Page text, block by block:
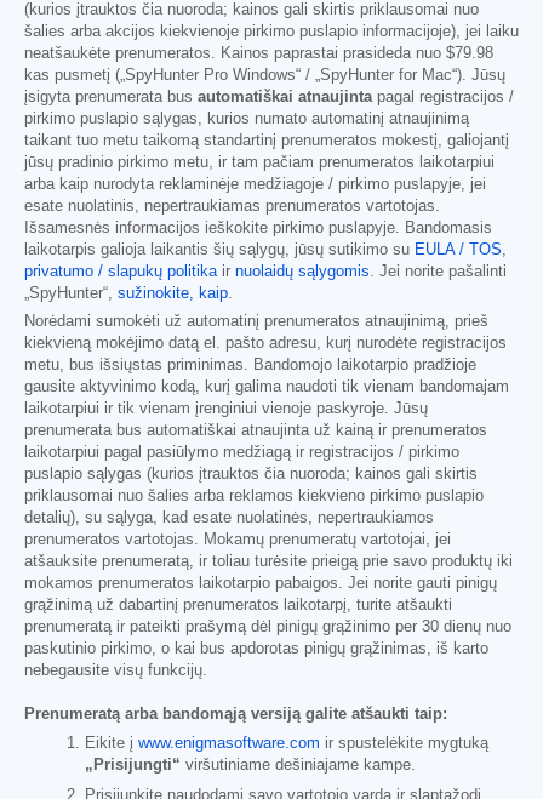
(kurios įtrauktos čia nuoroda; kainos gali skirtis priklausomai nuo
šalies arba akcijos kiekvienoje pirkimo puslapio informacijoje), jei laiku
neatšaukėte prenumeratos. Kainos paprastai prasideda nuo $79.98
kas pusmetį („SpyHunter Pro Windows“ / „SpyHunter for Mac“). Jūsų
įsigyta prenumerata bus automatiškai atnaujintapagal registracijos /
pirkimo puslapio sąlygas, kurios numato automatinį atnaujinimą
taikant tuo metu taikomą standartinį prenumeratos mokestį, galiojantį
jūsų pradinio pirkimo metu, ir tam pačiam prenumeratos laikotarpiui
arba kaip nurodyta reklaminėje medžiagoje / pirkimo puslapyje, jei
esate nuolatinis, nepertraukiamas prenumeratos vartotojas.
Išsamesnės informacijos ieškokite pirkimo puslapyje. Bandomasis
laikotarpis galioja laikantis šių sąlygų, jūsų sutikimo su EULA / TOS,
privatumo / slapukų politikair nuolaidų sąlygomis. Jei norite pašalinti
„SpyHunter“, sužinokite, kaip.
Norėdami sumokėti už automatinį prenumeratos atnaujinimą, prieš
kiekvieną mokėjimo datą el. pašto adresu, kurį nurodėte registracijos
metu, bus išsiųstas priminimas. Bandomojo laikotarpio pradžioje
gausite aktyvinimo kodą, kurį galima naudoti tik vienam bandomajam
laikotarpiui ir tik vienam įrenginiui vienoje paskyroje. Jūsų
prenumerata bus automatiškai atnaujinta už kainą ir prenumeratos
laikotarpiui pagal pasiūlymo medžiagą ir registracijos / pirkimo
puslapio sąlygas (kurios įtrauktos čia nuoroda; kainos gali skirtis
priklausomai nuo šalies arba reklamos kiekvieno pirkimo puslapio
detalių), su sąlyga, kad esate nuolatinės, nepertraukiamos
prenumeratos vartotojas. Mokamų prenumeratų vartotojai, jei
atšauksite prenumeratą, ir toliau turėsite prieigą prie savo produktų iki
mokamos prenumeratos laikotarpio pabaigos. Jei norite gauti pinigų
grąžinimą už dabartinį prenumeratos laikotarpį, turite atšaukti
prenumeratą ir pateikti prašymą dėl pinigų grąžinimo per 30 dienų nuo
paskutinio pirkimo, o kai bus apdorotas pinigų grąžinimas, iš karto
nebegausite visų funkcijų.
Prenumeratą arba bandomąją versiją galite atšaukti taip:
Eikite į www.enigmasoftware.com ir spustelėkite mygtuką
„Prisijungti“ viršutiniame dešiniajame kampe.
Prisijunkite naudodami savo vartotojo vardą ir slaptažodį.